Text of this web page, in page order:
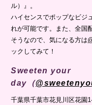
ル）』。
ハイセンスでポップなビジ
れが可能です。また、全国
そうなので、気になる方は
ックしてみて！
Sweeten your
day（
千葉県千葉市花見川区花園